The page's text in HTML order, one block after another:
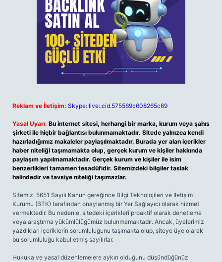
Reklam ve İletişim: Skype: live:.cid.575569c608265c69
Yasal Uyarı: Bu internet sitesi, herhangi bir marka, kurum veya şahıs
şirketi ile hiçbir bağlantısı bulunmamaktadır. Sitede yalnızca kendi
hazırladığımız makaleler paylaşılmaktadır. Burada yer alan içerikler
haber niteliği taşımamakta olup, gerçek kurum ve kişiler hakkında
paylaşım yapılmamaktadır. Gerçek kurum ve kişiler ile isim
benzerlikleri tamamen tesadüfidir. Sitemizdeki bilgiler taslak
halindedir ve tavsiye niteliği taşımazlar.
Sitemiz, 5651 Sayılı Kanun gereğince Bilgi Teknolojileri ve İletişim
Kurumu (BTK) tarafından onaylanmış bir Yer Sağlayıcı olarak hizmet
vermektedir. Bu nedenle, sitedeki içerikleri proaktif olarak denetleme
veya araştırma yükümlülüğümüz bulunmamaktadır. Ancak, üyelerimiz
yazdıkları içeriklerin sorumluluğunu taşımakta olup, siteye üye olarak
bu sorumluluğu kabul etmiş sayılırlar.
Hukuka ve yasal düzenlemelere aykırı olduğunu düşündüğünüz